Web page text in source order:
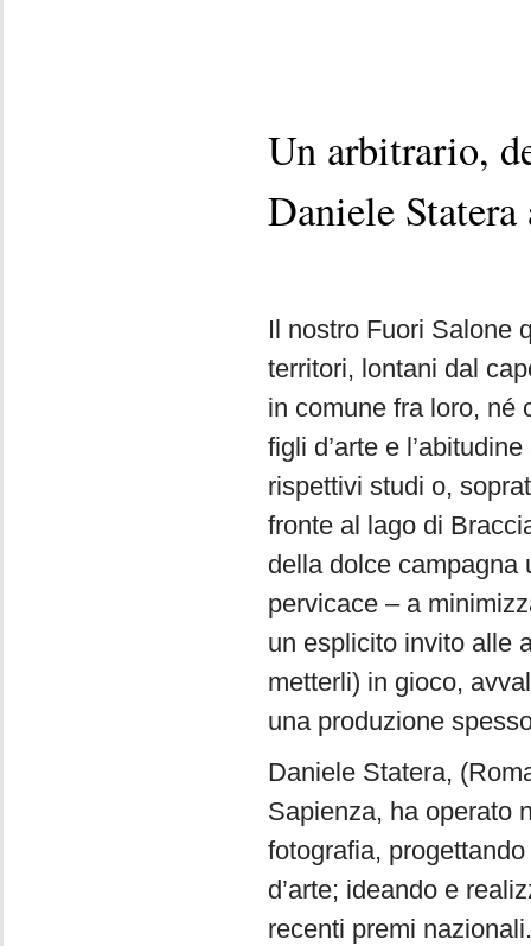
Un arbitrario,
Daniele
Il nostro Fuori Salone
territori, lontani dal
in comune fra loro, né
figli d’arte e
rispettivi studi o,
fronte al lago di
della dolce campagna
pervicace – a
un esplicito invito alle
metterli) in gioco,
una produzione
Daniele Statera,
Sapienza, ha operato
fotografia,
d’arte; ideando e
recenti premi nazionali.